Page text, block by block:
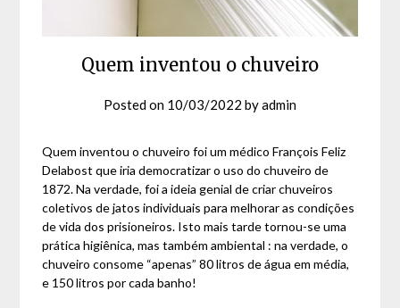
Quem inventou o chuveiro
Posted on 10/03/2022 byadmin
Quem inventou o chuveiro foi um médico François Feliz
Delabost que iria democratizar o uso do chuveiro de
1872. Na verdade, foi a ideia genial de criar chuveiros
coletivos de jatos individuais para melhorar as condições
de vida dos prisioneiros. Isto mais tarde tornou-se uma
prática higiênica, mas também ambiental : na verdade, o
chuveiro consome “apenas” 80 litros de água em média,
e 150 litros por cada banho!